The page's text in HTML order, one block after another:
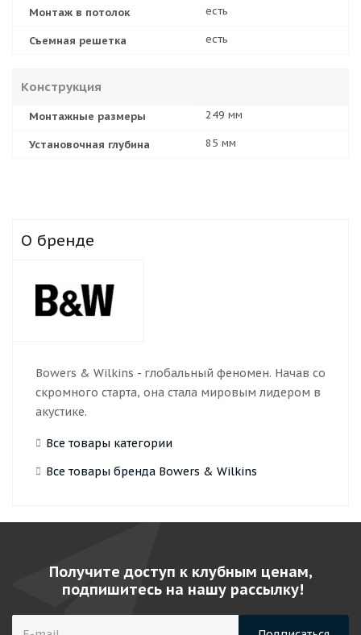
Монтаж в потолок есть
Съемная решетка есть
Конструкция
Монтажные размеры 249 мм
Установочная глубина 85 мм
О бренде
Bowers & Wilkins - глобальный феномен. Начав со
скромного старта, она стала мировым лидером в
акустике.
Все товары категории
Все товары бренда Bowers & Wilkins
Получите доступ к клубным ценам,
подпишитесь на нашу рассылку!